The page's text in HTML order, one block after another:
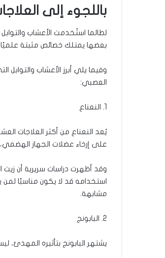
باللجوء إلى
لطالما استُخدمت الأعشاب
بعضها يمتلك خصائص مثبتة
وفيما يلي أبرز الأعشاب
العصبي:
1. النعناع
يُعد النعناع من أكثر العلاجات
على إرخاء عضلات الجهاز الهضمي،
وقد أظهرت دراسات سريرية أن زيت
استخدامه قد لا يكون مناسبًا لمن
مشابهة.
2. البابونج
يشتهر البابونج بتأثيره